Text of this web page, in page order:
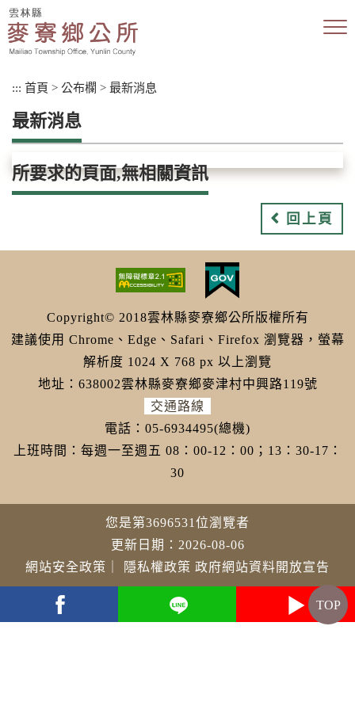
跳
到
主
::: 首頁 > 公布欄 > 最新消息
最新消息
所要求的頁面,無相關資訊
回上頁
Copyright© 2018雲林縣麥寮鄉公所版權所有
建議使用 Chrome、Edge、Safari、Firefox 瀏覽器，螢幕
解析度 1024 X 768 px 以上瀏覽
地址：638002雲林縣麥寮鄉麥津村中興路119號
交通路線
電話：05-6934495(總機)
上班時間：每週一至週五 08：00-12：00；13：30-17：
30
您是第3696531位瀏覽者
更新日期：2026-08-06
網站安全政策
隱私權政策 政府網站資料開放宣告
TOP